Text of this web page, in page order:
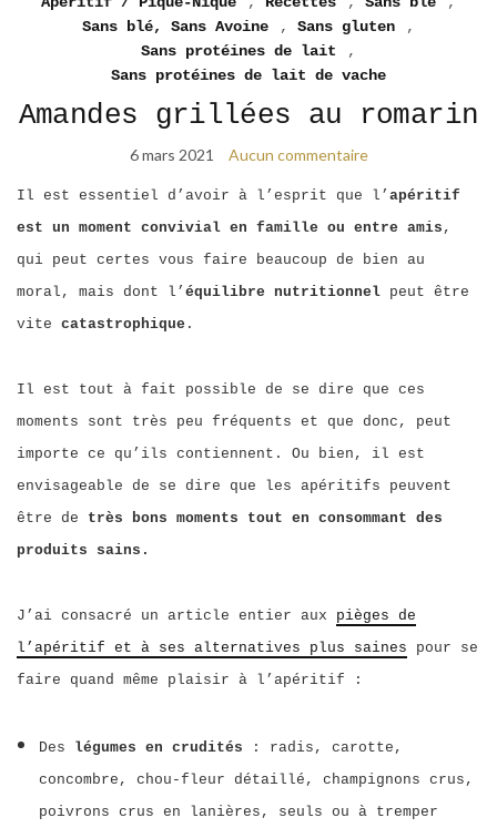
Sans blé, Sans Avoine
, Sans gluten
,
Sans protéines de lait
,
Sans protéines de lait de vache
Amandes grillées au romarin
6 mars 2021 Aucun commentaire
Il est essentiel d’avoir à l’esprit que l’ apéritif
est un moment convivial en famille ou entre amis ,
qui peut certes vous faire beaucoup de bien au
moral, mais dont l’ équilibre nutritionnel peut être
vite catastrophique .
Il est tout à fait possible de se dire que ces
moments sont très peu fréquents et que donc, peut
importe ce qu’ils contiennent. Ou bien, il est
envisageable de se dire que les apéritifs peuvent
être de très bons moments tout en consommant des
produits sains.
J’ai consacré un article entier aux pièges de
l’apéritif et à ses alternatives plus saines pour se
faire quand même plaisir à l’apéritif :
Des légumes en crudités : radis, carotte,
concombre, chou-fleur détaillé, champignons crus,
poivrons crus en lanières, seuls ou à tremper